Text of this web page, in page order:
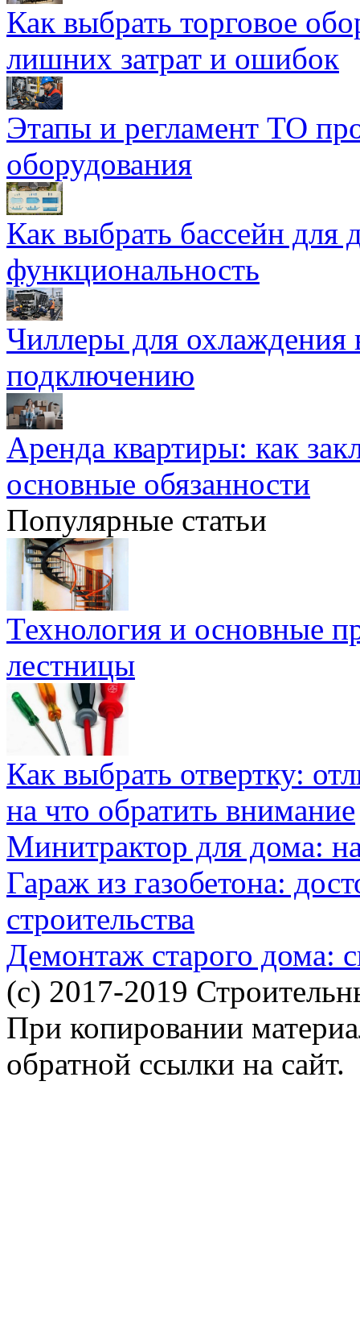
Как выбрать торговое
лишних затрат и ошибок
Этапы и регламент ТО
оборудования
Как выбрать бассейн для
функциональность
Чиллеры для охлаждения
подключению
Аренда квартиры: как
основные обязанности
Популярные статьи
Технология и основные
лестницы
Как выбрать отвертку:
на что обратить внимание
Минитрактор для дома:
Гараж из газобетона:
строительства
Демонтаж старого дома:
(c) 2017-2019
При копировании
обратной ссылки на сайт.